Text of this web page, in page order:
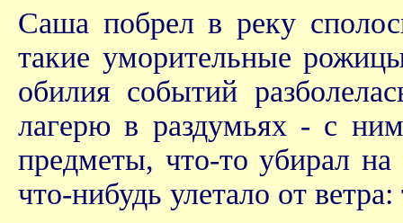
Саша побрел в реку
такие уморительные
обилия событий
лагерю в раздумьях - с
предметы, что-то убирал
что-нибудь улетало от